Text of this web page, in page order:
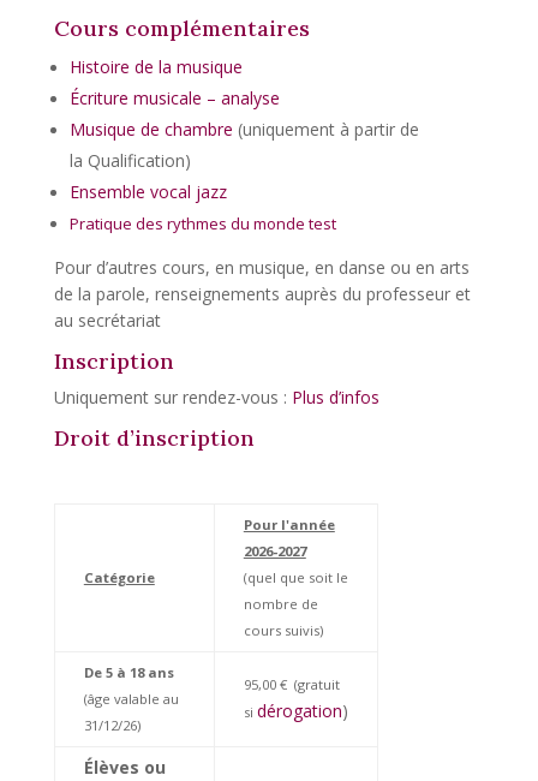
Cours complémentaires
Histoire de la musique
Écriture musicale – analyse
Musique de chambre (uniquement à partir de
la Qualification)
Ensemble vocal jazz
Pratique des rythmes du monde test
Pour d’autres cours, en musique, en danse ou en arts
de la parole, renseignements auprès du professeur et
au secrétariat
Inscription
Uniquement sur rendez-vous : Plus d’infos
Droit d’inscription
Catégorie
Pour l'année
2026-2027
(quel que soit le
nombre de
cours suivis)
De 5 à 18 ans
(âge valable au
31/12/26)
95,00 € (gratuit
si dérogation)
Élèves ou